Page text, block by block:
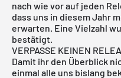
nach wie vor auf jeden
dass uns in diesem Jahr
erwarten. Eine Vielzahl
bestätigt.
VERPASSE KEINEN
Damit ihr den Überblick
einmal alle uns bislang